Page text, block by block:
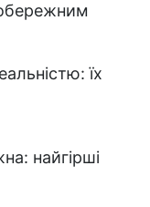
їх
найгірші